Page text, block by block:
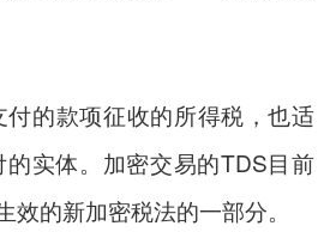
的款项征收的所得税，也适
实体。加密交易的TDS目前
效的新加密税法的一部分。